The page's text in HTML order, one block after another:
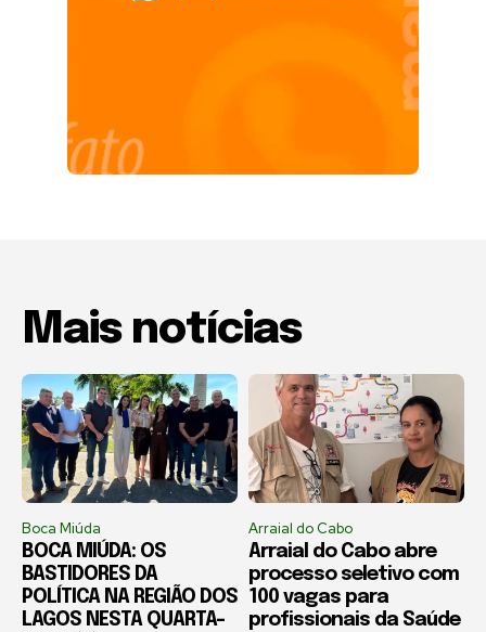
Mais notícias
Boca Miúda
BOCA MIÚDA: OS
BASTIDORES DA
POLÍTICA NA REGIÃO DOS
LAGOS NESTA QUARTA-
Arraial do Cabo
Arraial do Cabo abre
processo seletivo com
100 vagas para
profissionais da Saúde